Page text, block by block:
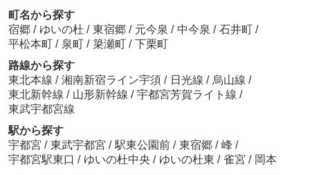
町名から探す
宿郷 / ゆいの杜 / 東宿郷 / 元今泉 / 中今泉 / 石井町 /
平松本町 / 泉町 / 簗瀬町 / 下栗町
路線から探す
東北本線 / 湘南新宿ライン宇須 / 日光線 / 烏山線 /
東北新幹線 / 山形新幹線 / 宇都宮芳賀ライト線 /
東武宇都宮線
駅から探す
宇都宮 / 東武宇都宮 / 駅東公園前 / 東宿郷 / 峰 /
宇都宮駅東口 / ゆいの杜中央 / ゆいの杜東 / 雀宮 / 岡本